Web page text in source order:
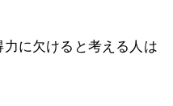
に欠けると考える人は